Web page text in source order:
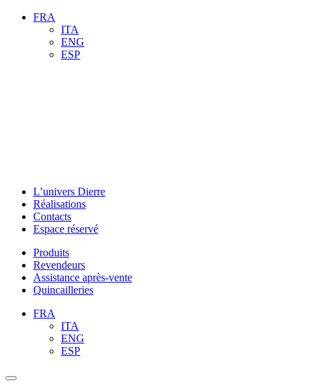
FRA
ITA
ENG
ESP
L’univers Dierre
Réalisations
Contacts
Espace réservé
Produits
Revendeurs
Assistance après-vente
Quincailleries
FRA
ITA
ENG
ESP